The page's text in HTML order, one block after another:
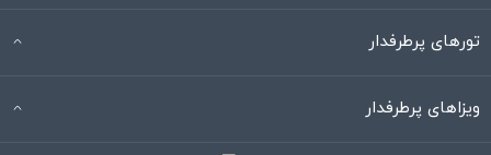
تورهای پرطرفدار
ویزاهای پرطرفدار